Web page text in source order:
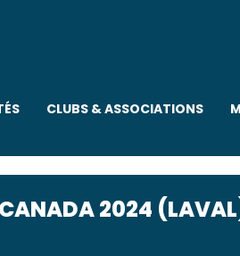
CLUBS & ASSOCIATIONS
2024